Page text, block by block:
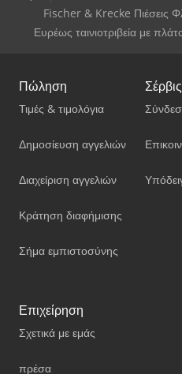
Fischer & Krecke Πιέσεις
Ευρέως ταινιοτριβεία με
Πώληση
Τιμές & τιμολόγια
Δημοσίευση αγγελιών
Διαχείριση αγγελιών
Κράτηση διαφήμισης
Σήμα εμπιστοσύνης
Επιχείρηση
Σχετικά με εμάς
πρέσα